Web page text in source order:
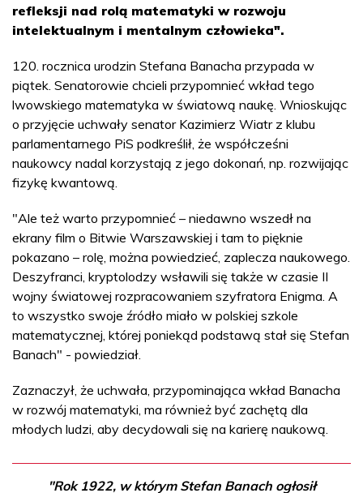
refleksji nad rolą matematyki w rozwoju
intelektualnym i mentalnym człowieka".
120. rocznica urodzin Stefana Banacha przypada w
piątek. Senatorowie chcieli przypomnieć wkład tego
lwowskiego matematyka w światową naukę. Wnioskując
o przyjęcie uchwały senator Kazimierz Wiatr z klubu
parlamentarnego PiS podkreślił, że współcześni
naukowcy nadal korzystają z jego dokonań, np. rozwijając
fizykę kwantową.
"Ale też warto przypomnieć – niedawno wszedł na
ekrany film o Bitwie Warszawskiej i tam to pięknie
pokazano – rolę, można powiedzieć, zaplecza naukowego.
Deszyfranci, kryptolodzy wsławili się także w czasie II
wojny światowej rozpracowaniem szyfratora Enigma. A
to wszystko swoje źródło miało w polskiej szkole
matematycznej, której poniekąd podstawą stał się Stefan
Banach" - powiedział.
Zaznaczył, że uchwała, przypominająca wkład Banacha
w rozwój matematyki, ma również być zachętą dla
młodych ludzi, aby decydowali się na karierę naukową.
"Rok 1922, w którym Stefan Banach ogłosił